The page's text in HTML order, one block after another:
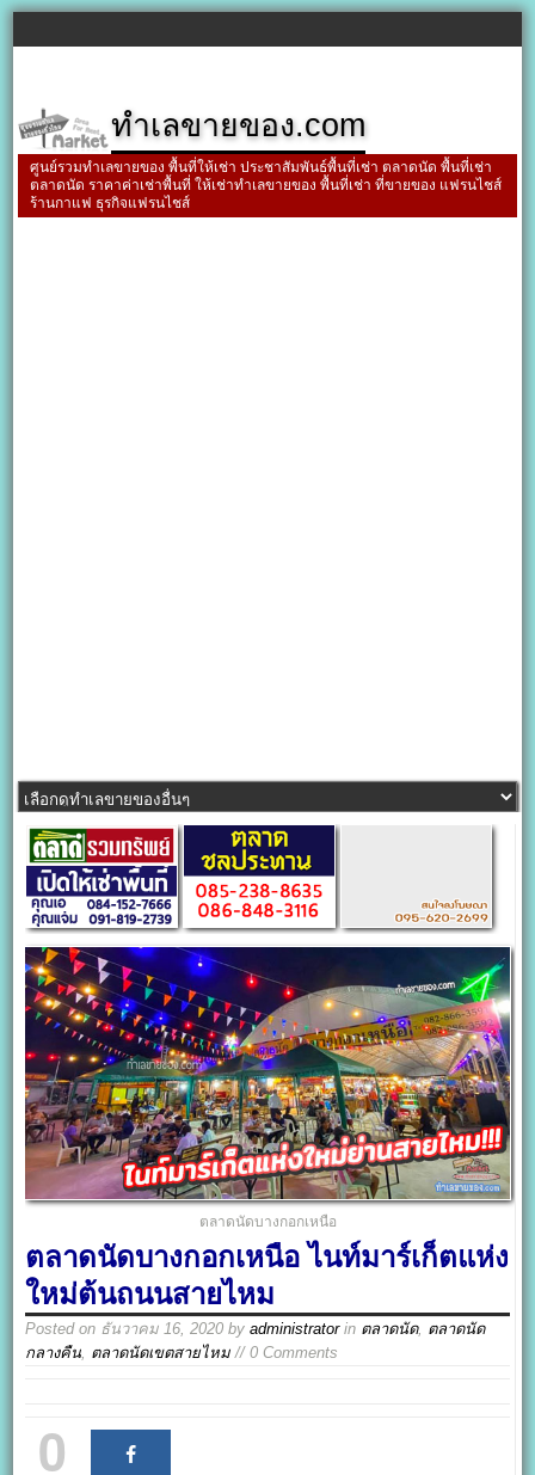
ทำเลขายของ.com
ศูนย์รวมทำเลขายของ พื้นที่ให้เช่า ประชาสัมพันธ์พื้นที่เช่า ตลาดนัด พื้นที่เช่า
ตลาดนัด ราคาค่าเช่าพื้นที่ ให้เช่าทำเลขายของ พื้นที่เช่า ที่ขายของ แฟรนไชส์
ร้านกาแฟ ธุรกิจแฟรนไชส์
ตลาดนัดบางกอกเหนือ
ตลาดนัดบางกอกเหนือ ไนท์มาร์เก็ตแห่ง
ใหม่ต้นถนนสายไหม
Posted on ธันวาคม 16, 2020 byadministratorin ตลาดนัด, ตลาดนัด
กลางคืน, ตลาดนัดเขตสายไหม // 0 Comments
0